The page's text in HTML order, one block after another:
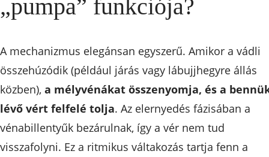
„pumpa” funkciója?
A mechanizmus elegánsan egyszerű. Amikor a vádli
összehúzódik (például járás vagy lábujjhegyre állás
közben), a mélyvénákat összenyomja, és a
lévő vért felfelé tolja. Az elernyedés fázisában a
vénabillentyűk bezárulnak, így a vér nem tud
visszafolyni. Ez a ritmikus váltakozás tartja fenn a